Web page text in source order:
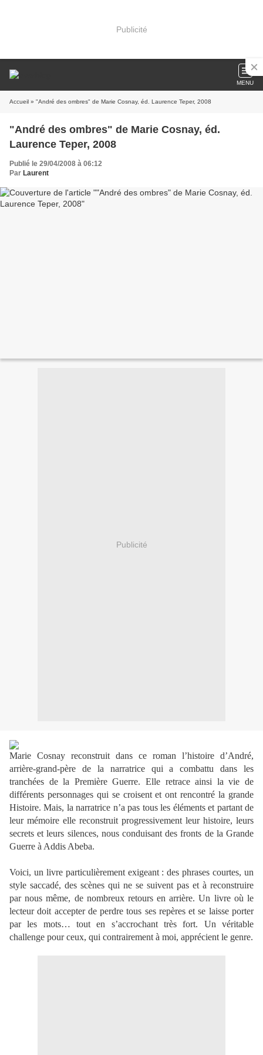
Publicité
MENU
Accueil » "André des ombres" de Marie Cosnay, éd. Laurence Teper, 2008
"André des ombres" de Marie Cosnay, éd.
Laurence Teper, 2008
Publié le 29/04/2008 à 06:12
Par Laurent
Publicité
Marie Cosnay reconstruit dans ce roman l’histoire d’André,
arrière-grand-père de la narratrice qui a combattu dans les
tranchées de la Première Guerre. Elle retrace ainsi la vie de
différents personnages qui se croisent et ont rencontré la grande
Histoire. Mais, la narratrice n’a pas tous les éléments et partant de
leur mémoire elle reconstruit progressivement leur histoire, leurs
secrets et leurs silences, nous conduisant des fronts de la Grande
Guerre à Addis Abeba.
Voici, un livre particulièrement exigeant : des phrases courtes, un
style saccadé, des scènes qui ne se suivent pas et à reconstruire
par nous même, de nombreux retours en arrière. Un livre où le
lecteur doit accepter de perdre tous ses repères et se laisse porter
par les mots… tout en s’accrochant très fort. Un véritable
challenge pour ceux, qui contrairement à moi, apprécient le genre.